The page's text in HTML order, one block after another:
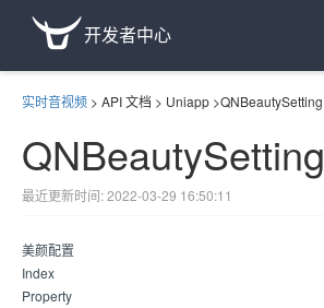
开发者中心
实时音视频 > API 文档 > Uniapp >QNBeautySetting
QNBeautySetting
最近更新时间: 2022-03-29 16:50:11
美颜配置
Index
Property